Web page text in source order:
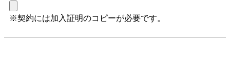
※契約には加入証明のコピーが必要です。